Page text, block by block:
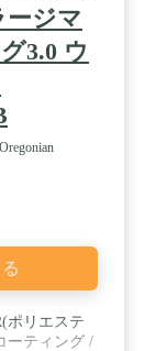
ジマ
3.0 ウ
ポリエステ
ーティング /